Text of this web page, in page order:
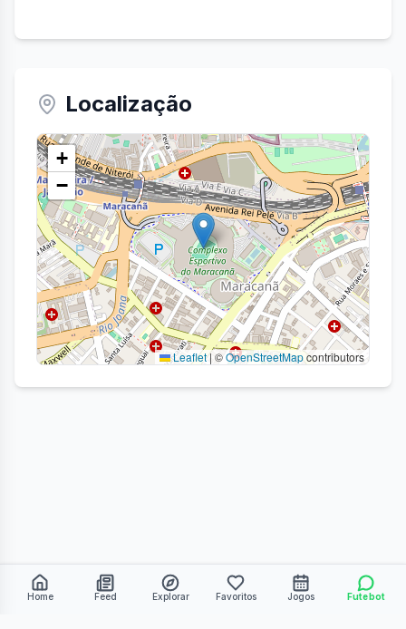
Localização
+
−
Leaflet|©OpenStreetMapcontributors
Home Feed Explorar Favoritos Jogos Futebot